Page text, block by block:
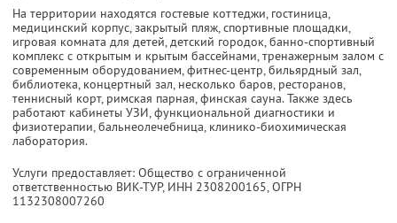
На территории находятся гостевые коттеджи, гостиница,
медицинский корпус, закрытый пляж, спортивные площадки,
игровая комната для детей, детский городок, банно-спортивный
комплекс с открытым и крытым бассейнами, тренажерным залом с
современным оборудованием, фитнес-центр, бильярдный зал,
библиотека, концертный зал, несколько баров, ресторанов,
теннисный корт, римская парная, финская сауна. Также здесь
работают кабинеты УЗИ, функциональной диагностики и
физиотерапии, бальнеолечебница, клинико-биохимическая
лаборатория.
Услуги предоставляет: Общество с ограниченной
ответственностью ВИК-ТУР, ИНН 2308200165, ОГРН
1132308007260